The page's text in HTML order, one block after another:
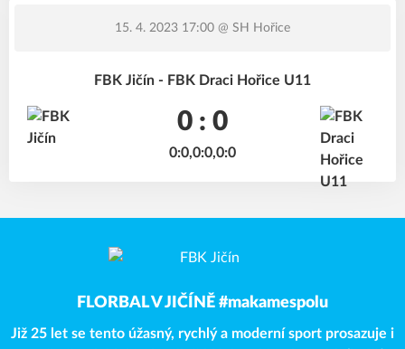
15. 4. 2023 17:00 @ SH Hořice
FBK Jičín - FBK Draci Hořice U11
0 : 0
0:0,0:0,0:0
FLORBAL V JIČÍNĚ #makamespolu
Již 25 let se tento úžasný, rychlý a moderní sport prosazuje i